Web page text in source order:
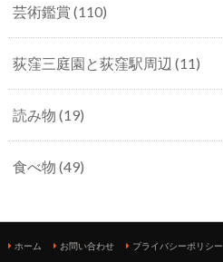
芸術鑑賞 (110)
荻窪三庭園と荻窪駅周辺 (11)
読み物 (19)
食べ物 (49)
ホーム お問い合わせ プライバシーポリシー